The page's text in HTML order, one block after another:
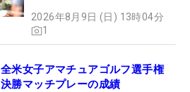
2026年8月9日 (日) 13時04分
1
全米女子アマチュアゴルフ選手権
決勝マッチプレーの成績